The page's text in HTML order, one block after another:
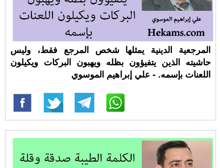
المرجعية الدينية يمثلها شخص المرجع فقط، وليس
حاشيته الذين يتفيؤون بظله ويهبون البركات ويكيلون
اللعنات بإسمه. - علي إبراهيم الموسوي